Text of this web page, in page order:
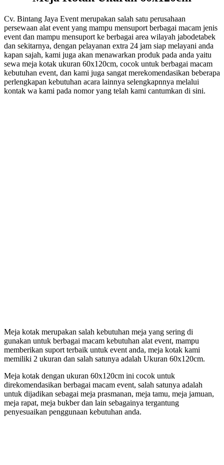
Cv. Bintang Jaya Event merupakan salah satu perusahaan
persewaan alat event yang mampu mensuport berbagai macam jenis
event dan mampu mensuport ke berbagai area wilayah jabodetabek
dan sekitarnya, dengan pelayanan extra 24 jam siap melayani anda
kapan sajah, kami juga akan menawarkan produk pada anda yaitu
sewa meja kotak ukuran 60x120cm, cocok untuk berbagai macam
kebutuhan event, dan kami juga sangat merekomendasikan beberapa
perlengkapan kebutuhan acara lainnya selengkapnnya melalui
kontak wa kami pada nomor yang telah kami cantumkan di sini.
Meja kotak merupakan salah kebutuhan meja yang sering di
gunakan untuk berbagai macam kebutuhan alat event, mampu
memberikan suport terbaik untuk event anda, meja kotak kami
memiliki 2 ukuran dan salah satunya adalah Ukuran 60x120cm.
Meja kotak dengan ukuran 60x120cm ini cocok untuk
direkomendasikan berbagai macam event, salah satunya adalah
untuk dijadikan sebagai meja prasmanan, meja tamu, meja jamuan,
meja rapat, meja bukber dan lain sebagainya tergantung
penyesuaikan penggunaan kebutuhan anda.